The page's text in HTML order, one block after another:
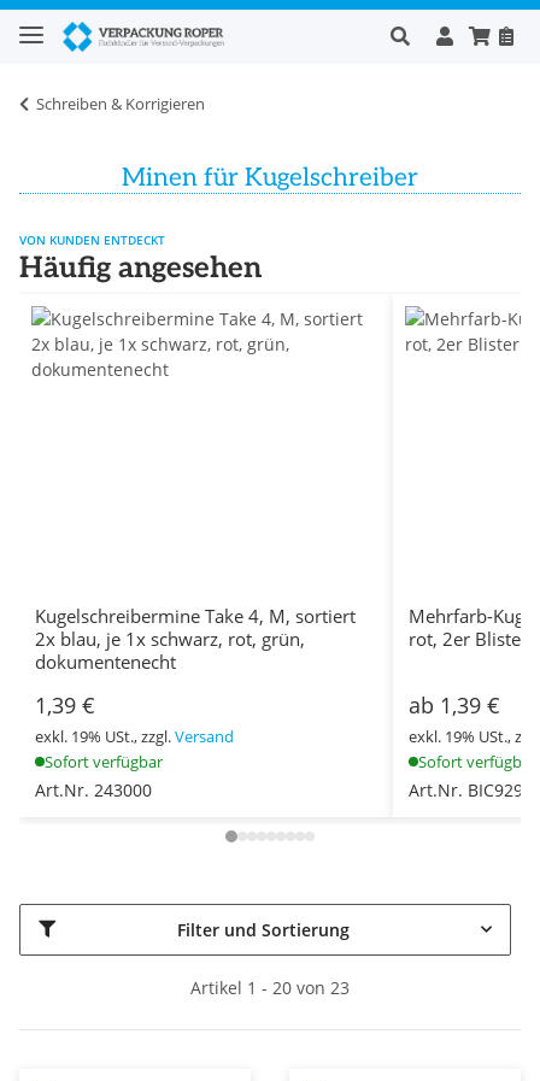
Schreiben & Korrigieren
Minen für Kugelschreiber
VON KUNDEN ENTDECKT
Häufig angesehen
Kugelschreibermine Take 4, M, sortiert
2x blau, je 1x schwarz, rot, grün,
dokumentenecht
1,39 €
exkl. 19% USt., zzgl.Versand
Sofort verfügbar
Art.Nr. 243000
Mehrfarb-
rot, 2er Blister
ab 1,39 €
exkl. 19% USt.,
Sofort verfügbar
Art.Nr.
Filter und Sortierung
Artikel 1 - 20 von 23